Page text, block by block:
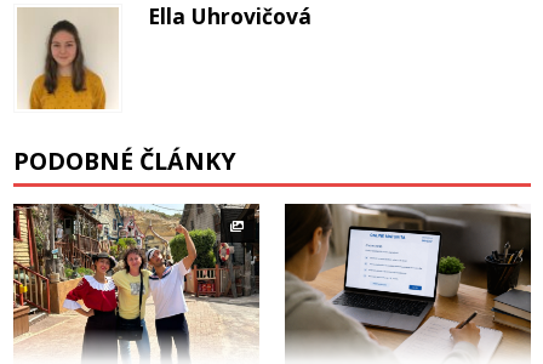
Ella Uhrovičová
PODOBNÉ ČLÁNKY